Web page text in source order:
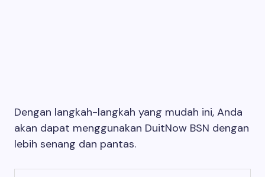
Dengan langkah-langkah yang mudah ini, Anda
akan dapat menggunakan DuitNow BSN dengan
lebih senang dan pantas.